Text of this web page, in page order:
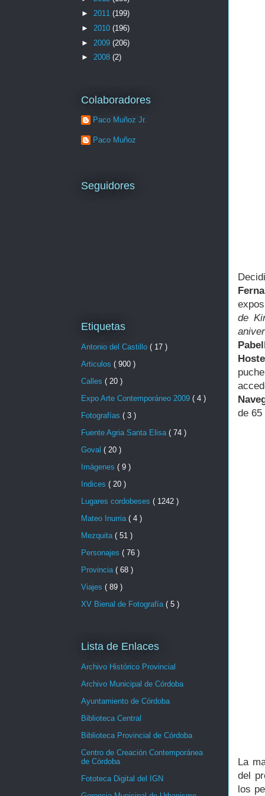
de
de 65
La
del
los
► 2011 (199)
► 2010 (196)
► 2009 (206)
► 2008 (2)
Colaboradores
Paco Muñoz Jr.
Paco Muñoz
Seguidores
Etiquetas
Antonio del Castillo ( 17 )
Articulos ( 900 )
Calles ( 20 )
Expo Arte Contemporáneo 2009 ( 4 )
Fotografías ( 3 )
Fuente Agria Santa Elisa ( 74 )
Goval ( 20 )
Imágenes ( 9 )
Indices ( 20 )
Lugares cordobeses ( 1242 )
Mateo Inurria ( 4 )
Mezquita ( 51 )
Personajes ( 76 )
Provincia ( 68 )
Viajes ( 89 )
XV Bienal de Fotografía ( 5 )
Lista de Enlaces
Archivo Histórico Provincial
Archivo Municipal de Córdoba
Ayuntamiento de Córdoba
Biblioteca Central
Biblioteca Provincial de Córdoba
Centro de Creación Contemporánea
de Córdoba
Fototeca Digital del IGN